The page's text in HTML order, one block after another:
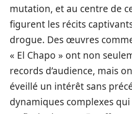
mutation, et au centre de
figurent les récits
drogue. Des œuvres
« El Chapo » ont non
records d’audience, mais
éveillé un intérêt sans
dynamiques complexes